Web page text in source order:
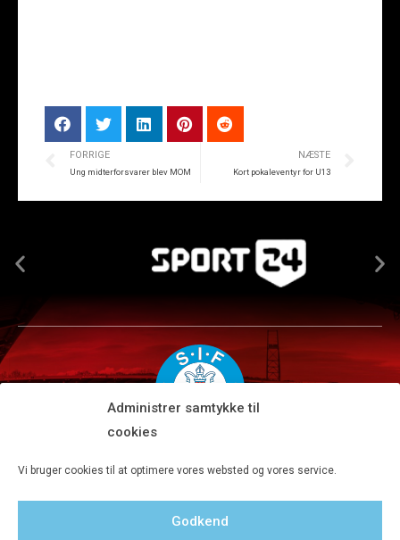
Administrer samtykke til
cookies
Vi bruger cookies til at optimere vores websted og vores service.
Godkend
FORRIGE
Ung midterforsvarer blev MOM
NÆSTE
Kort pokaleventyr for U13
Tlf 8680 4477 · Fax 8680 4647 · Kontortid man-fre kl. 9-15